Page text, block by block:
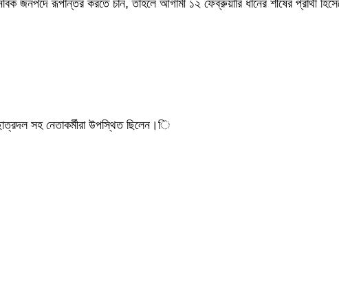
জনপদে রূপান্তর করতে চান, তাহলে আগামী ১২ ফেব্রুয়ারি ধানের শীষের প্রার্থী
সহ নেতাকর্মীরা উপস্থিত ছিলেন।ি